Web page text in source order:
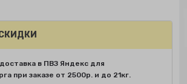
в ПВЗ Яндекс для
при заказе от 2500р. и до 21кг.